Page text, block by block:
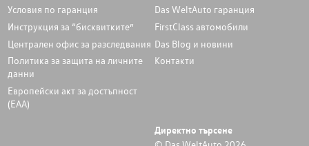
Условия по гаранция
Инструкция за “бисквитките”
Централен офис за разследвания
Политика за защита на личните
данни
Европейски акт за достъпност
(ЕАА)
Das WeltAuto гаранция
FirstClass автомобили
Das Blog и новини
Контакти
Директно търсене